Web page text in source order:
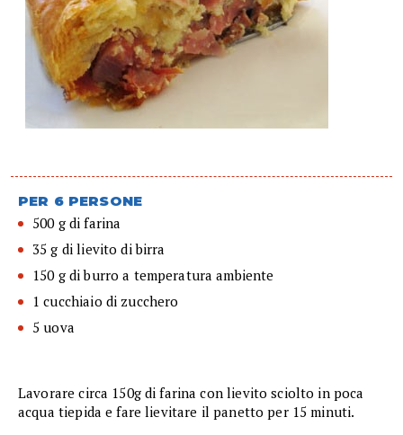
PER 6 PERSONE
500 g di farina
35 g di lievito di birra
150 g di burro a temperatura ambiente
1 cucchiaio di zucchero
5 uova
Lavorare circa 150g di farina con lievito sciolto in poca
acqua tiepida e fare lievitare il panetto per 15 minuti.